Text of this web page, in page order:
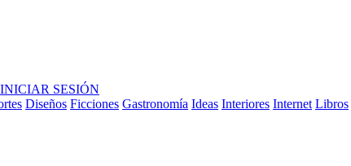
INICIAR SESIÓN
Diseños Ficciones Gastronomía Ideas Interiores Internet Libros